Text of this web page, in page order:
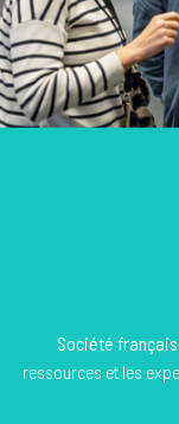
Société
ressources et les